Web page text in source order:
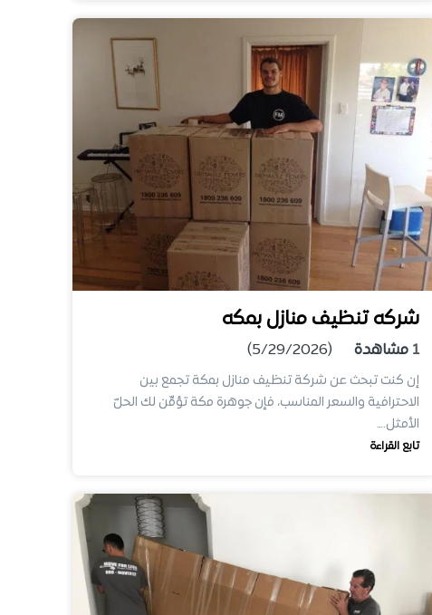
شركه تنظيف منازل بمكه
1 مشاهدة (5/29/2026)
إن كنت تبحث عن شركة تنظيف منازل بمكة تجمع بين
الاحترافية والسعر المناسب، فإن جوهرة مكة تؤمِّن لك الحلّ
الأمثل.…
تابع القراءة